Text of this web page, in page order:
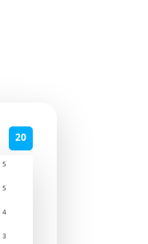
20
5
5
4
3